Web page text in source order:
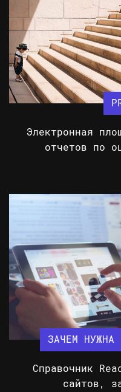
Электронная
отчетов по
ЗАЧЕМ НУЖНА
Справочник
сайтов,